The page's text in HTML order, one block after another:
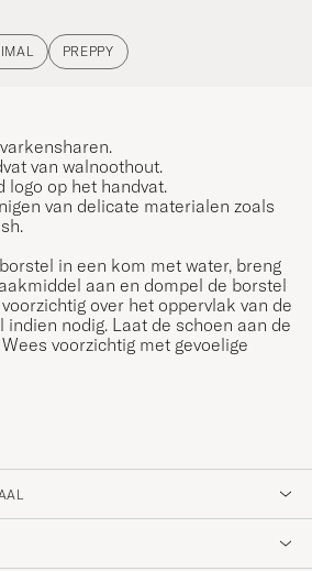
PREPPY
van walnoothout.
logo op het handvat.
van delicate materialen zoals
in een kom met water, breng
aan en dompel de borstel
over het oppervlak van de
indien nodig. Laat de schoen aan de
voorzichtig met gevoelige